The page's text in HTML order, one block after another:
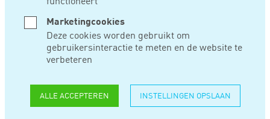
Marketingcookies
Deze cookies worden gebruikt om
gebruikersinteractie te meten en de website te
verbeteren
ALLE ACCEPTEREN INSTELLINGEN OPSLAAN
MEER OVERWERK
EN HOGERE
WERKDRUK ONDER
INCIDENTELE
THUISWERKERS